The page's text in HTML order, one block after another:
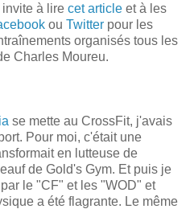
à lire cet article et à les
ou Twitter pour les
organisés tous les
Charles Moureu.
se mette au CrossFit, j'avais
Pour moi, c'était une
en lutteuse de
de Gold's Gym. Et puis je
le "CF" et les "WOD" et
a été flagrante. Le même